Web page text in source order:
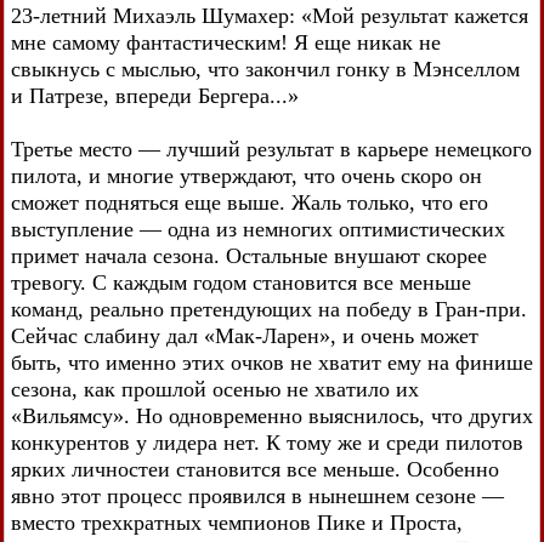
23-летний Михаэль Шумахер: «Мой результат кажется
мне самому фантастическим! Я еще никак не
свыкнусь с мыслью, что закончил гонку в Мэнселлом
и Патрезе, впереди Бергера...»
Третье место — лучший результат в карьере немецкого
пилота, и многие утверждают, что очень скоро он
сможет подняться еще выше. Жаль только, что его
выступление — одна из немногих оптимистических
примет начала сезона. Остальные внушают скорее
тревогу. С каждым годом становится все меньше
команд, реально претендующих на победу в Гран-при.
Сейчас слабину дал «Мак-Ларен», и очень может
быть, что именно этих очков не хватит ему на финише
сезона, как прошлой осенью не хватило их
«Вильямсу». Но одновременно выяснилось, что других
конкурентов у лидера нет. К тому же и среди пилотов
ярких личностеи становится все меньше. Особенно
явно этот процесс проявился в нынешнем сезоне —
вместо трехкратных чемпионов Пике и Проста,